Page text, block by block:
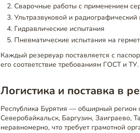
Сварочные работы с применением
Ультразвуковой и
Гидравлические испытания
Пневматические испытания на
Каждый резервуар поставляется с
его соответствие требованиям ГОСТ и ТУ.
Логистика и поставка в
Республика Бурятия — обширный регион
Северобайкальск, Баргузин, Заиграево,
неравномерно, что требует грамотной